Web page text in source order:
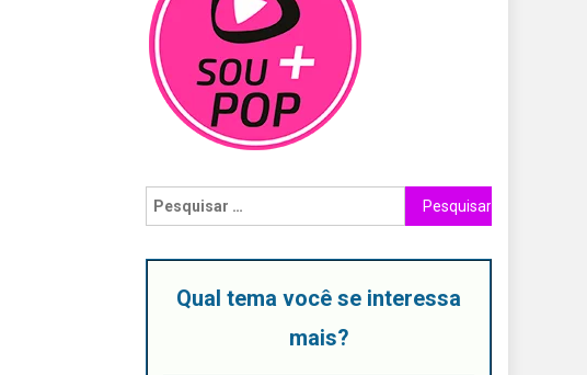
Qual tema você se interessa
mais?